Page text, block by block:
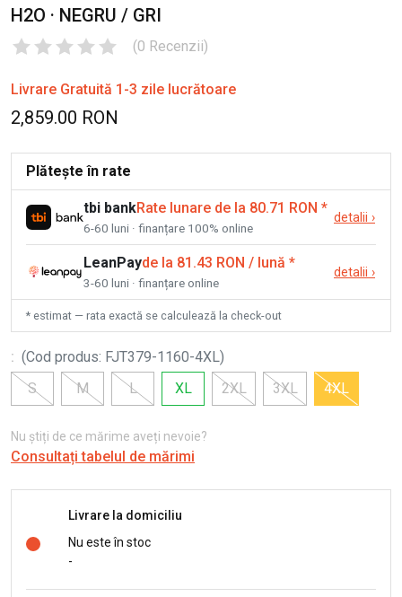
H2O · NEGRU / GRI
(0 Recenzii)
Livrare Gratuită 1-3 zile lucrătoare
2,859.00 RON
Plătește în rate
tbi bankRate lunare de la 80.71 RON *
6-60 luni · finanțare 100% online
detalii ›
LeanPayde la 81.43 RON / lună *
3-60 luni · finanțare online
detalii ›
* estimat — rata exactă se calculează la check-out
: (Cod produs: FJT379-1160-4XL)
S
M L XL 2XL 3XL 4XL
Nu știți de ce mărime aveți nevoie?
Consultați tabelul de mărimi
Livrare la domiciliu
Nu este în stoc
-